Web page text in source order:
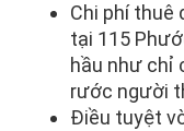
Chi phí thuê
tại 115
hầu như chỉ
rước người
Điều tuyệt